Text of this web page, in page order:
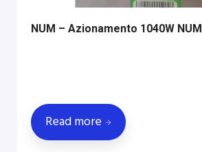
NUM – Azionamento 1040W NUM
Read more